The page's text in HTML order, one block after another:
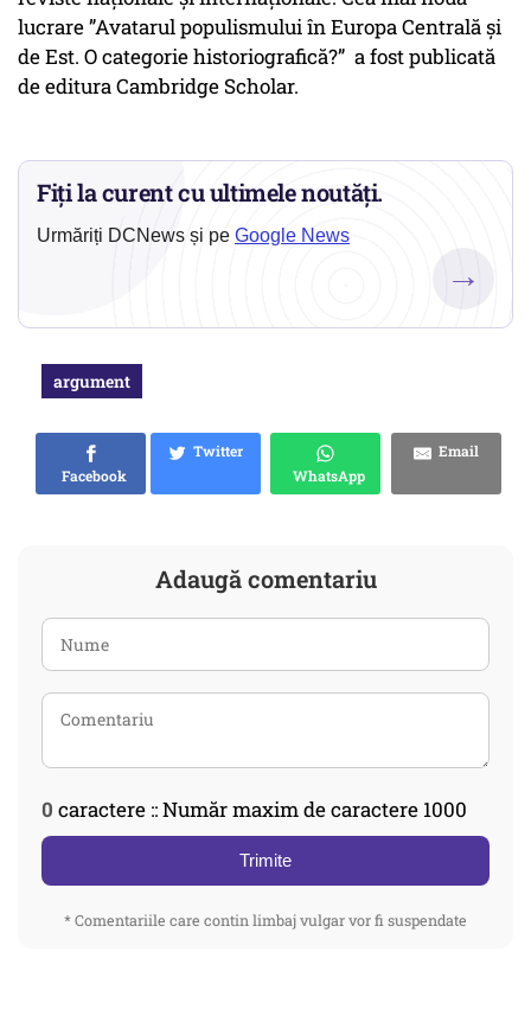
lucrare ”Avatarul populismului în Europa Centrală și
de Est. O categorie historiografică?” a fost publicată
de editura Cambridge Scholar.
Fiți la curent cu ultimele noutăți.
Urmăriți DCNews și pe Google News
→
argument
Facebook
Twitter
WhatsApp
Email
Adaugă comentariu
0 caractere :: Număr maxim de caractere 1000
Trimite
* Comentariile care contin limbaj vulgar vor fi suspendate